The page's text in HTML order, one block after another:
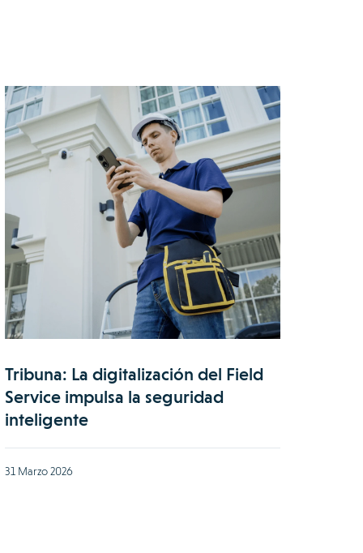
Tribuna: La digitalización del Field
Service impulsa la seguridad
inteligente
31 Marzo 2026